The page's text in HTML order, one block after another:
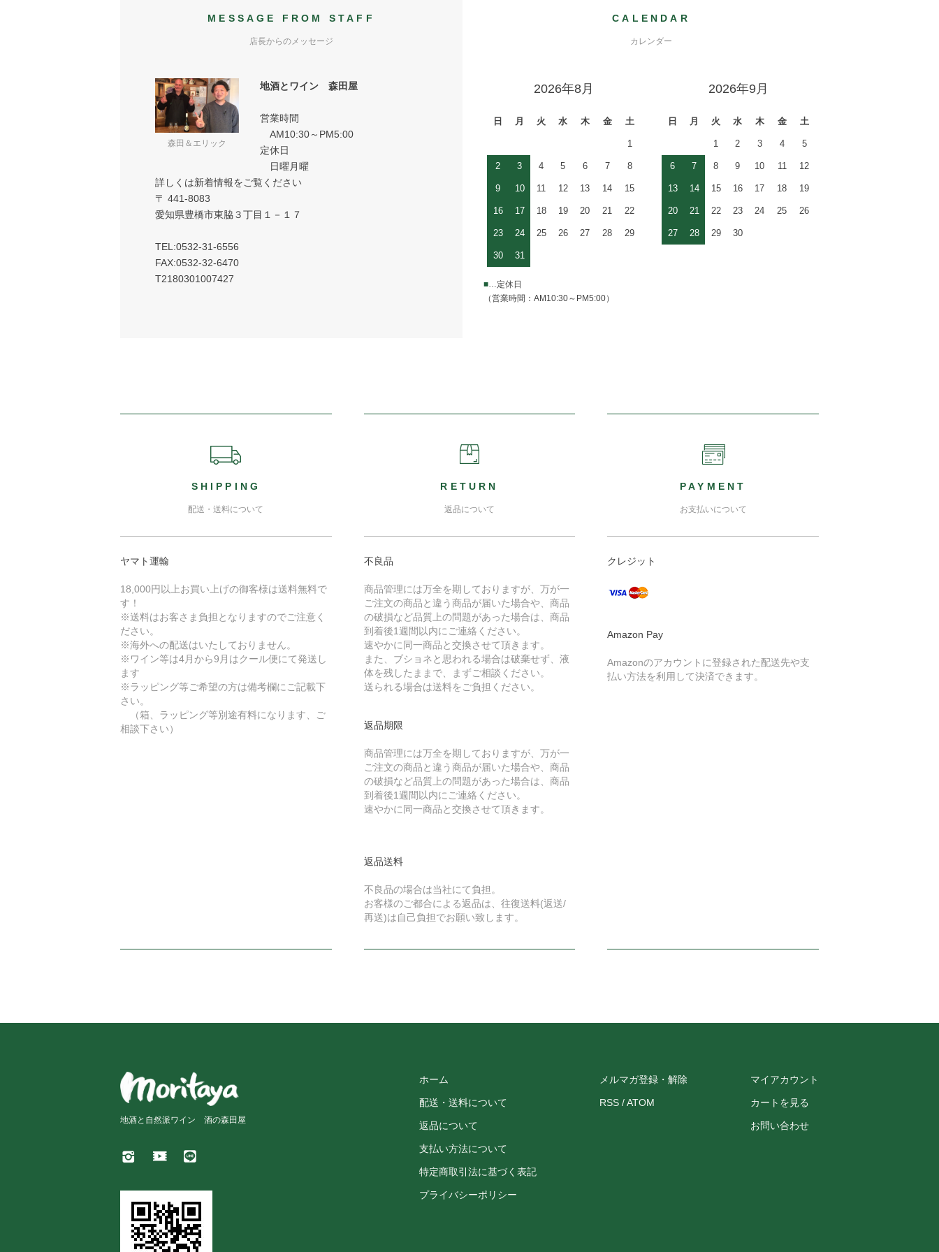
MESSAGE FROM STAFF
店長からのメッセージ
森田＆エリック
地酒とワイン 森田屋
営業時間
AM10:30～PM5:00
定休日
日曜月曜
詳しくは新着情報をご覧ください
〒 441-8083
愛知県豊橋市東脇３丁目１－１７
TEL:0532-31-6556
FAX:0532-32-6470
T2180301007427
CALENDAR
カレンダー
2026年8月
日 月 火 水 木 金 土
1
2 3 4 5 6 7 8
9 10 11 12 13 14 15
16 17 18 19 20 21 22
23 24 25 26 27 28 29
30 31
2026年9月
日 月 火 水 木 金 土
1 2 3 4 5
6 7 8 9 10 11 12
13 14 15 16 17 18 19
20 21 22 23 24 25 26
27 28 29 30
■…定休日
（営業時間：AM10:30～PM5:00）
SHIPPING
配送・送料について
ヤマト運輸
18,000円以上お買い上げの御客様は送料無料で
す！
※送料はお客さま負担となりますのでご注意く
ださい。
※海外への配送はいたしておりません。
※ワイン等は4月から9月はクール便にて発送し
ます
※ラッピング等ご希望の方は備考欄にご記載下
さい。
（箱、ラッピング等別途有料になります、ご
相談下さい）
RETURN
返品について
不良品
商品管理には万全を期しておりますが、万が一
ご注文の商品と違う商品が届いた場合や、商品
の破損など品質上の問題があった場合は、商品
到着後1週間以内にご連絡ください。
速やかに同一商品と交換させて頂きます。
また、ブショネと思われる場合は破棄せず、液
体を残したままで、まずご相談ください。
送られる場合は送料をご負担ください。
返品期限
商品管理には万全を期しておりますが、万が一
ご注文の商品と違う商品が届いた場合や、商品
の破損など品質上の問題があった場合は、商品
到着後1週間以内にご連絡ください。
速やかに同一商品と交換させて頂きます。
返品送料
不良品の場合は当社にて負担。
お客様のご都合による返品は、往復送料(返送/
再送)は自己負担でお願い致します。
PAYMENT
お支払いについて
クレジット
Amazon Pay
Amazonのアカウントに登録された配送先や支
払い方法を利用して決済できます。
地酒と自然派ワイン 酒の森田屋
ホーム
配送・送料について
返品について
支払い方法について
特定商取引法に基づく表記
プライバシーポリシー
メルマガ登録・解除
RSS /ATOM
マイアカウント
カートを見る
お問い合わせ